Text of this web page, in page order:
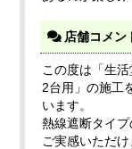
店舗コメン
この度は「生
2台用」の施工
います。
熱線遮断タイ
ご実感いただけ